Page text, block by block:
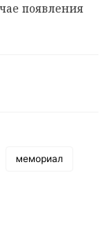
появления
мемориал